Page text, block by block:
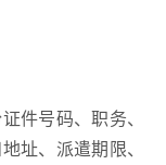
件号码、职务、
址、派遣期限、